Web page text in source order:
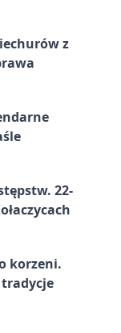
z
22-
korzeni.